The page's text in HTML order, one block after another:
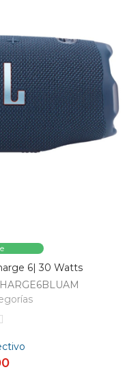
6| 30 Watts